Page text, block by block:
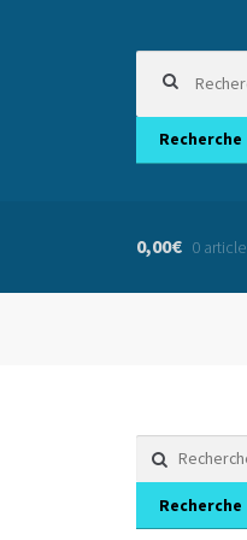
pour :
Recherche
0,00€ 0 article
Recherche
pour :
Recherche